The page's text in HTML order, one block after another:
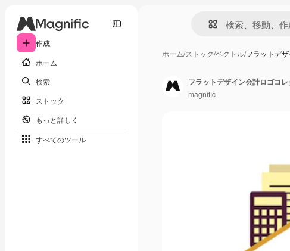
作成
ホーム
検索
ストック
もっと詳しく
すべてのツール
ホーム/ストック/ベクトル/フラットデ
フラットデザイン会計ロゴコ
magnific